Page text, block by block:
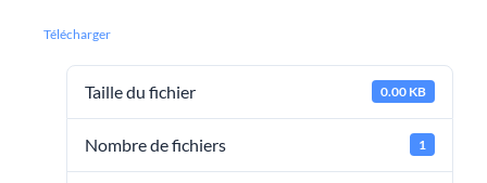
Télécharger
Taille du fichier 0.00 KB
Nombre de fichiers 1